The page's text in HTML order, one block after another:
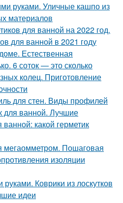
руками. Уличные кашпо из
материалов
для ванной на 2022 год.
для ванной в 2021 году
Естественная
6 соток — это сколько
колец. Приготовление
для стен. Виды профилей
для ванной. Лучшие
какой герметик
мегаомметром. Пошаговая
изоляции
Коврики из лоскутков
идеи